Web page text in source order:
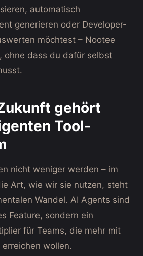
automatisch
generieren oder Developer-
möchtest – Nootee
ohne dass du dafür selbst
gehört
Tool-
nicht weniger werden – im
Art, wie wir sie nutzen, steht
Wandel. AI Agents sind
Feature, sondern ein
für Teams, die mehr mit
wollen.